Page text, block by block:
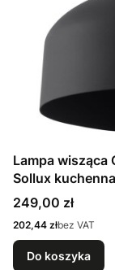
Lampa wisząca
Sollux
Cena
249,00 zł
Cena
202,44 złbez VAT
Do koszyka